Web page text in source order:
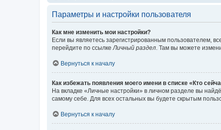
Параметры и настройки пользователя
Как мне изменить мои настройки?
Если вы являетесь зарегистрированным пользователем,
перейдите по ссылке Личный раздел . Там вы можете
Вернуться к началу
Как избежать появления моего имени в списке «Кто
На вкладке «Личные настройки» в личном разделе вы
самому себе. Для всех остальных вы будете скрытым
Вернуться к началу